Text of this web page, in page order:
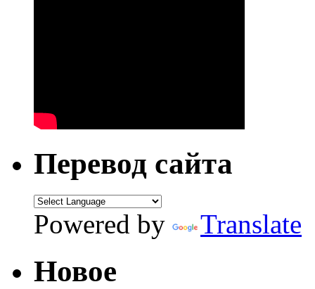
Перевод сайта
Powered by Translate
Новое